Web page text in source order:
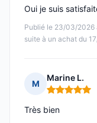
Publié le 23/03/2026
suite à un achat du
Oui je suis
M
Marine L.
Note : 5 sur 5
Très bien